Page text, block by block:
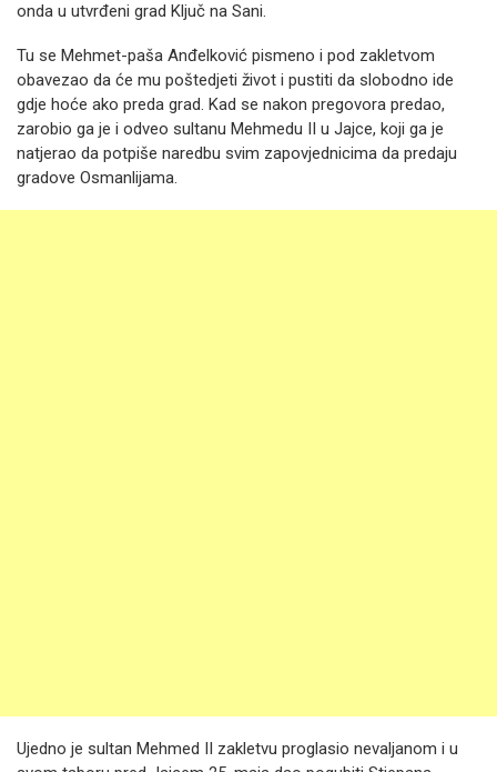
onda u utvrđeni grad Ključ na Sani.
Tu se Mehmet-paša Anđelković pismeno i pod zakletvom
obavezao da će mu poštedjeti život i pustiti da slobodno ide
gdje hoće ako preda grad. Kad se nakon pregovora predao,
zarobio ga je i odveo sultanu Mehmedu II u Jajce, koji ga je
natjerao da potpiše naredbu svim zapovjednicima da predaju
gradove Osmanlijama.
Ujedno je sultan Mehmed II zakletvu proglasio nevaljanom i u